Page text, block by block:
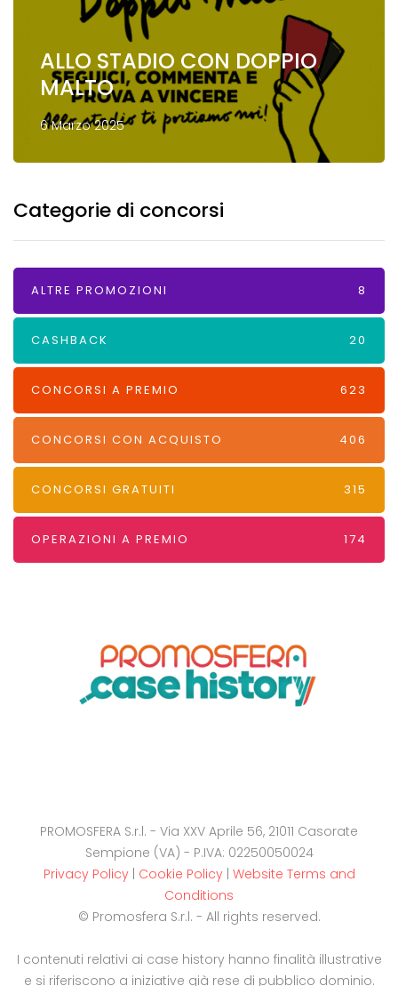
ALLO STADIO CON DOPPIO
MALTO
6 Marzo 2025
Categorie di concorsi
ALTRE PROMOZIONI 8
CASHBACK 20
CONCORSI A PREMIO 623
CONCORSI CON ACQUISTO 406
CONCORSI GRATUITI 315
OPERAZIONI A PREMIO 174
PROMOSFERA S.r.l. - Via XXV Aprile 56, 21011 Casorate
Sempione (VA) - P.IVA: 02250050024
Privacy Policy| Cookie Policy| Website Terms and
Conditions
© Promosfera S.r.l. - All rights reserved.
I contenuti relativi ai case history hanno finalità illustrative
e si riferiscono a iniziative già rese di pubblico dominio.